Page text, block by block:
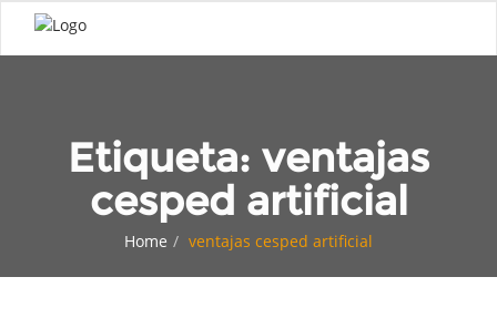
Etiqueta: ventajas
cesped artificial
Home ventajas cesped artificial